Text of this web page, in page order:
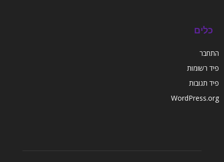
כלים
התחבר
פיד רשומות
פיד תגובות
WordPress.org